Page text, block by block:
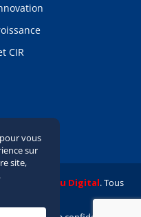
vous
sur
site,
CIR
Hiboou Digital. Tous